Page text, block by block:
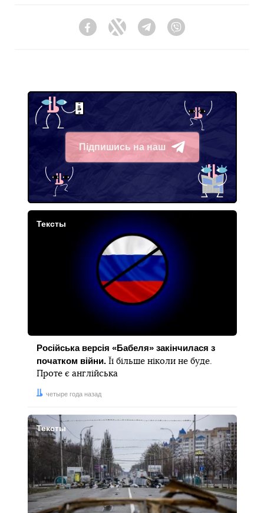
FacebookTwitter Telegram
Підпишись на наш
Telegram
Тексты
Російська версія «Бабеля» закінчилася з
початком війни.Її більше ніколи не буде.
Проте є англійська
Дата:четыре года назад
Тексты